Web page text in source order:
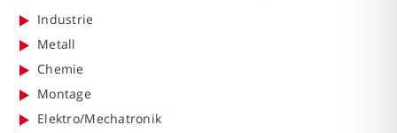
Industrie
Metall
Chemie
Montage
Elektro/Mechatronik